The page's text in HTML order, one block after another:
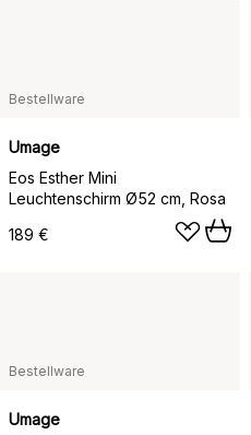
Bestellware
Umage
Eos Esther Mini
Leuchtenschirm Ø52 cm, Rosa
189 €
Bestellware
Umage